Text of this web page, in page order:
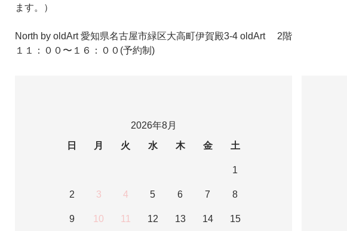
ます。）
North by oldArt 愛知県名古屋市緑区大高町伊賀殿3-4 oldArt 2階
１１：００〜１６：００(予約制)
2026年8月
日
月 火 水 木 金 土
1
2 3 4 5 6 7 8
9 10 11 12 13 14 15